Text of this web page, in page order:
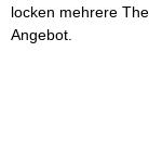
locken mehrere
Angebot.